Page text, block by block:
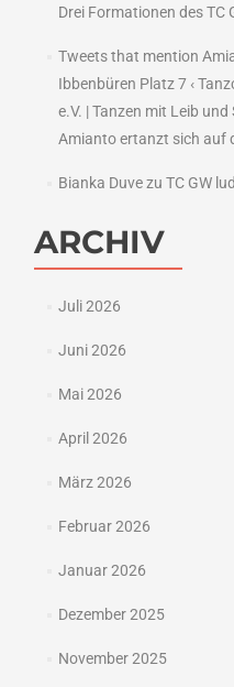
Drei Formationen des TC
Tweets that mention
Ibbenbüren Platz 7 ‹
e.V. | Tanzen mit Leib
Amianto ertanzt sich auf
Bianka Duvezu TC GW
ARCHIV
Juli 2026
Juni 2026
Mai 2026
April 2026
März 2026
Februar 2026
Januar 2026
Dezember 2025
November 2025